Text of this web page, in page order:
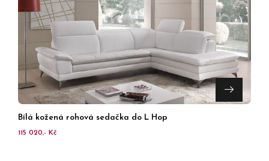
Bílá kožená rohová sedačka do L Hop
115 020,- Kč